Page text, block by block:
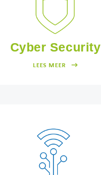
Cyber Security
LEES MEER